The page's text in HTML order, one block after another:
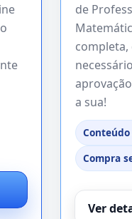
de
a sua!
Compra
Ver